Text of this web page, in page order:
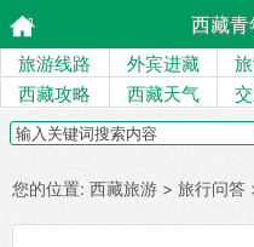
西藏青
旅游线路 外宾进藏
西藏攻略
西藏天气
您的位置: 西藏旅游 > 旅行问答